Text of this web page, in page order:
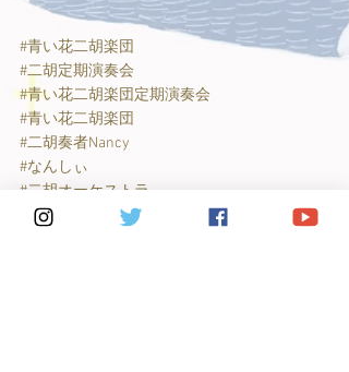
#青い花二胡楽団
#二胡定期演奏会
#青い花二胡楽団定期演奏会
#青い花二胡楽団
#二胡奏者Nancy
#なんしぃ
#二胡オーケストラ
#マーブルドラゴン